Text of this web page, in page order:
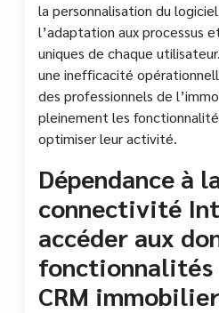
la personnalisation du
l’adaptation aux processus
uniques de chaque
une inefficacité
des professionnels de
pleinement les
optimiser leur activité.
Dépendance à
connectivité
accéder aux
CRM